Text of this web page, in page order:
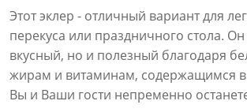
Этот эклер - отличный вариант для
перекуса или праздничного стола. Он
вкусный, но и полезный благодаря
жирам и витаминам, содержащимся
Вы и Ваши гости непременно